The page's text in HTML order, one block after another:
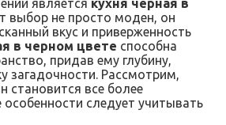
является кухня черная в
выбор не просто моден, он
вкус и приверженность
в черном цвете способна
придав ему глубину,
загадочности. Рассмотрим,
становится все более
следует учитывать